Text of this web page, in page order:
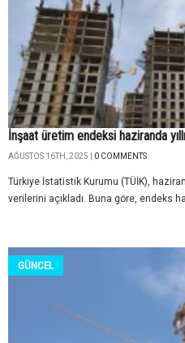
İnşaat üretim endeksi haziranda
AĞUSTOS 16TH, 2025 | 0 COMMENTS
Türkiye İstatistik Kurumu (TÜİK),
verilerini açıkladı. Buna göre, endeks
GÜNCEL